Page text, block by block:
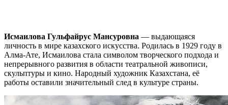
Исмаилова Гульфайрус Мансуровна — выдающаяся
личность в мире казахского искусства. Родилась в 1929 году в
Алма-Ате, Исмаилова стала символом творческого подхода и
непрерывного развития в области театральной живописи,
скульптуры и кино. Народный художник Казахстана, её
работы оставили значительный след в культуре страны.